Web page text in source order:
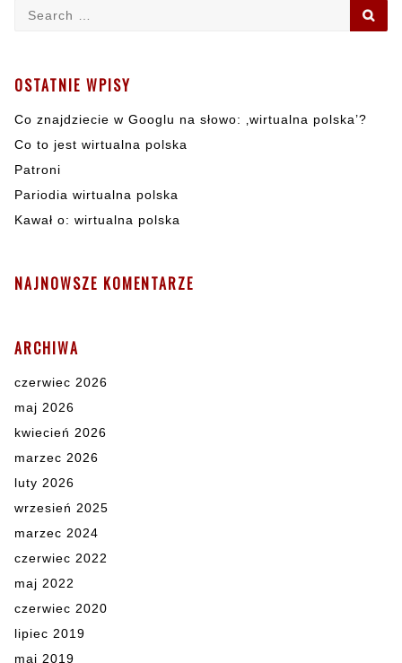
Search
OSTATNIE WPISY
Co znajdziecie w Googlu na słowo: ‚wirtualna polska’?
Co to jest wirtualna polska
Patroni
Pariodia wirtualna polska
Kawał o: wirtualna polska
NAJNOWSZE KOMENTARZE
ARCHIWA
czerwiec 2026
maj 2026
kwiecień 2026
marzec 2026
luty 2026
wrzesień 2025
marzec 2024
czerwiec 2022
maj 2022
czerwiec 2020
lipiec 2019
maj 2019